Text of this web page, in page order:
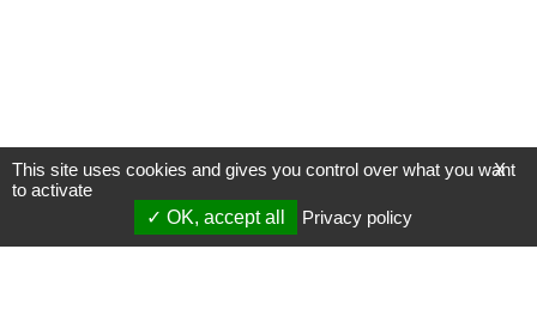
X
This site uses cookies and gives you control over what you want
to activate
OK, accept all
Privacy policy